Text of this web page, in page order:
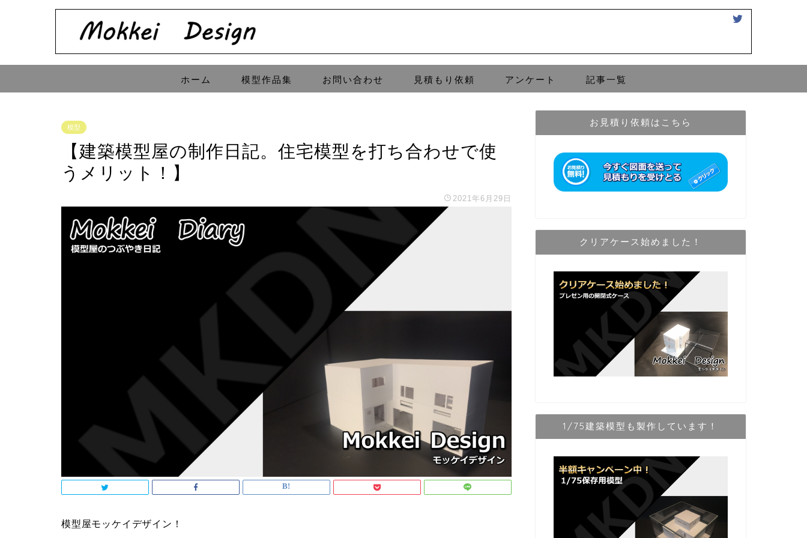
ホーム 模型作品集 お問い合わせ 見積もり依頼 アンケート 記事一覧
模型
【建築模型屋の制作日記。住宅模型を打ち合わせで使
うメリット！】
2021年6月29日
模型屋モッケイデザイン！
お見積り依頼はこちら
クリアケース始めました！
1/75建築模型も製作しています！